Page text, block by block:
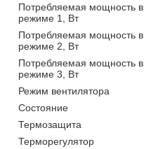
Потребляемая мощность в
режиме 1, Вт
Потребляемая мощность в
режиме 2, Вт
Потребляемая мощность в
режиме 3, Вт
Режим вентилятора
Состояние
Термозащита
Терморегулятор